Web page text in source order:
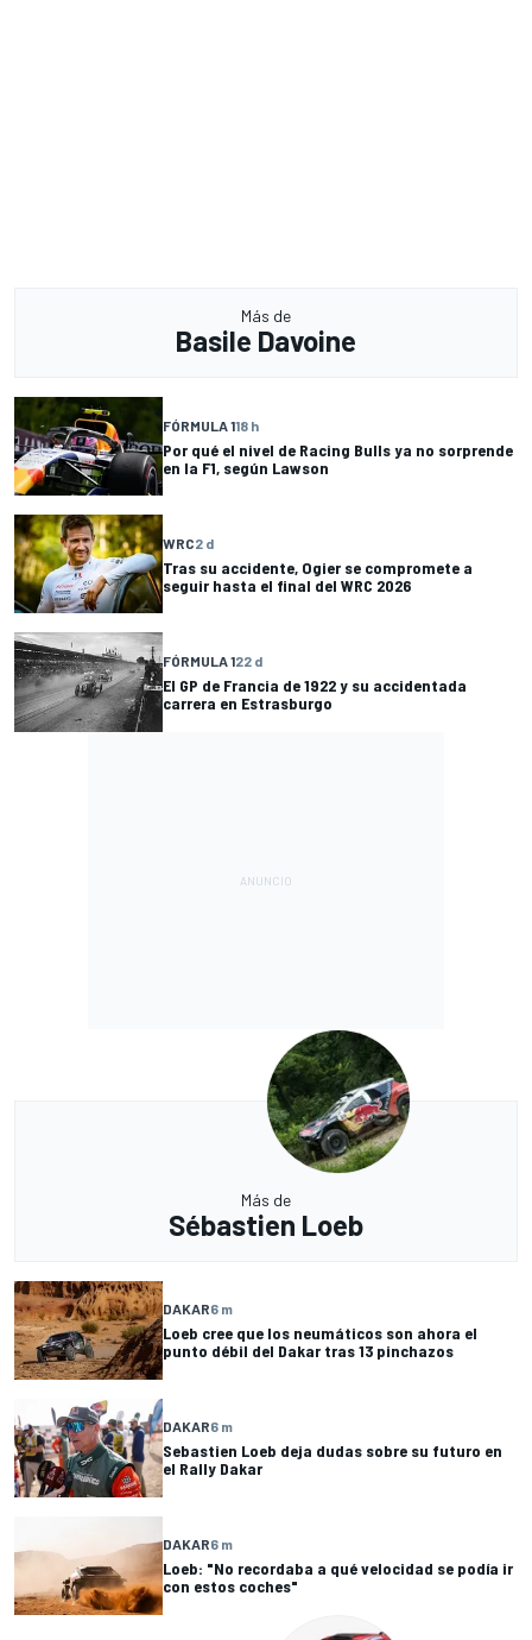
Más de
Basile Davoine
FÓRMULA 118 h
Por qué el nivel de Racing Bulls ya no sorprende
en la F1, según Lawson
WRC2 d
Tras su accidente, Ogier se compromete a
seguir hasta el final del WRC 2026
FÓRMULA 122 d
El GP de Francia de 1922 y su accidentada
carrera en Estrasburgo
Más de
Sébastien Loeb
DAKAR6 m
Loeb cree que los neumáticos son ahora el
punto débil del Dakar tras 13 pinchazos
DAKAR6 m
Sebastien Loeb deja dudas sobre su futuro en
el Rally Dakar
DAKAR6 m
Loeb: "No recordaba a qué velocidad se podía ir
con estos coches"